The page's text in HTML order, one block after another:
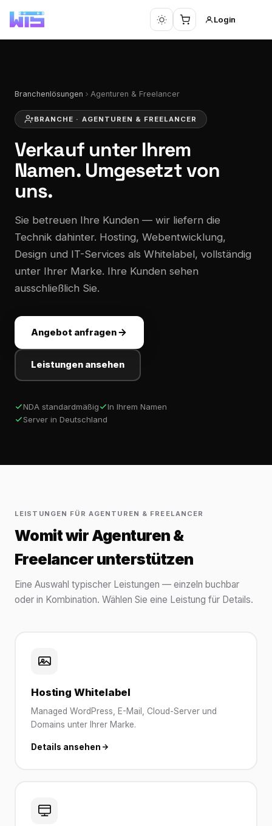
Login
Branchenlösungen Agenturen & Freelancer
BRANCHE · AGENTUREN & FREELANCER
Verkauf unter Ihrem
Namen. Umgesetzt von
uns.
Sie betreuen Ihre Kunden — wir liefern die
Technik dahinter. Hosting, Webentwicklung,
Design und IT-Services als Whitelabel, vollständig
unter Ihrer Marke. Ihre Kunden sehen
ausschließlich Sie.
Angebot anfragen
Leistungen ansehen
NDA standardmäßig
In Ihrem Namen
Server in Deutschland
LEISTUNGEN FÜR AGENTUREN & FREELANCER
Womit wir Agenturen &
Freelancer unterstützen
Eine Auswahl typischer Leistungen — einzeln buchbar
oder in Kombination. Wählen Sie eine Leistung für Details.
Hosting Whitelabel
Managed WordPress, E-Mail, Cloud-Server und
Domains unter Ihrer Marke.
Details ansehen